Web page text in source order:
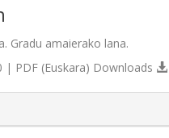
Gradu amaierako lana.
| PDF (Euskara) Downloads